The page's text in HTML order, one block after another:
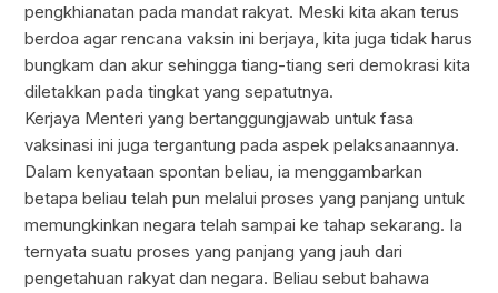
pengkhianatan pada mandat rakyat. Meski kita akan terus
berdoa agar rencana vaksin ini berjaya, kita juga tidak harus
bungkam dan akur sehingga tiang-tiang seri demokrasi kita
diletakkan pada tingkat yang sepatutnya.
Kerjaya Menteri yang bertanggungjawab untuk fasa
vaksinasi ini juga tergantung pada aspek pelaksanaannya.
Dalam kenyataan spontan beliau, ia menggambarkan
betapa beliau telah pun melalui proses yang panjang untuk
memungkinkan negara telah sampai ke tahap sekarang. Ia
ternyata suatu proses yang panjang yang jauh dari
pengetahuan rakyat dan negara. Beliau sebut bahawa